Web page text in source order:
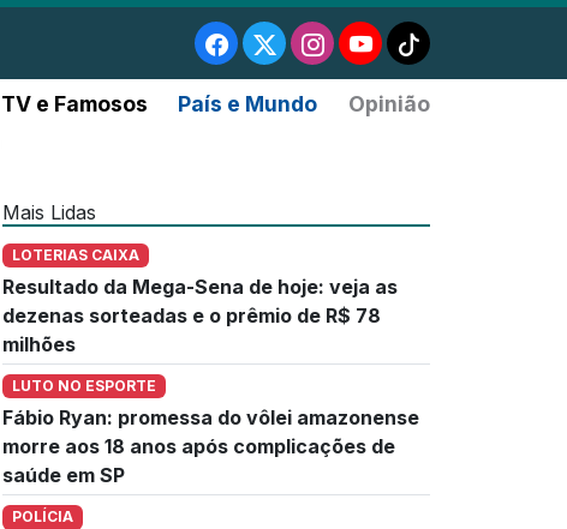
TV e Famosos País e Mundo Opinião
Mais Lidas
LOTERIAS CAIXA
Resultado da Mega-Sena de hoje: veja as
dezenas sorteadas e o prêmio de R$ 78
milhões
LUTO NO ESPORTE
Fábio Ryan: promessa do vôlei amazonense
morre aos 18 anos após complicações de
saúde em SP
POLÍCIA